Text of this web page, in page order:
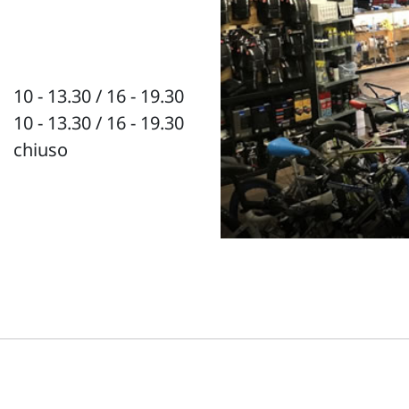
10 - 13.30 / 16 - 19.30
10 - 13.30 / 16 - 19.30
chiuso